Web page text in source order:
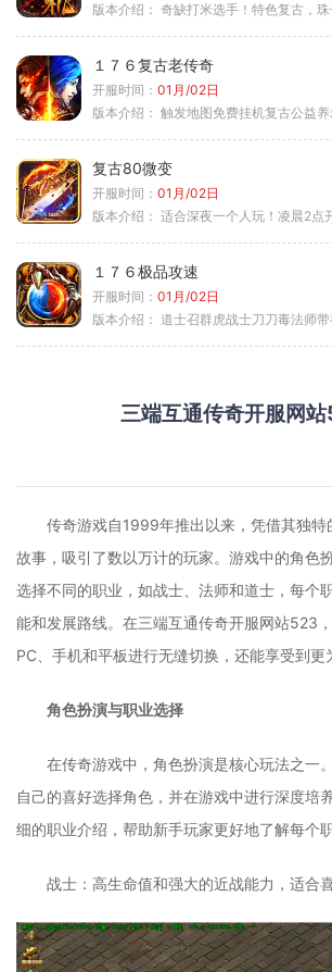
版本介绍： 奇缺打米选手！特色复古，珠子金币
１７６复古老传奇
开服时间： 01月/02日
版本介绍： 触发地图免费挂机复古公益养
复古80微变
开服时间： 01月/02日
版本介绍： 适合深夜一个人玩！凌晨2点
１７６极品攻速
开服时间： 01月/02日
版本介绍： 道士召群虎战士刀刀毒法师
三端互通传奇开服网
传奇游戏自1999年推出以来，凭借其独特
故事，吸引了数以万计的玩家。游戏中的角色
选择不同的职业，如战士、法师和道士，每个
能和发展路线。在三端互通传奇开服网站523
PC、手机和平板进行无缝切换，还能享受到更
角色扮演与职业选择
在传奇游戏中，角色扮演是核心玩法之一
自己的喜好选择角色，并在游戏中进行深度培
细的职业介绍，帮助新手玩家更好地了解每个
战士：高生命值和强大的近战能力，适合